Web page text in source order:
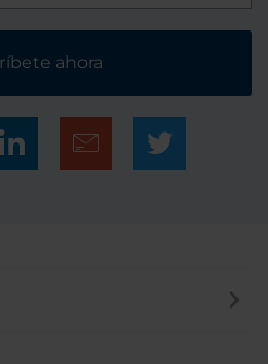
ahora